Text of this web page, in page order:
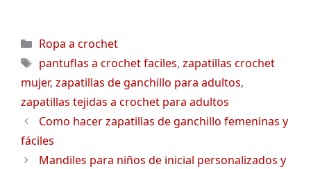
Categorías
Ropa a crochet
Etiquetas
pantuflas a crochet faciles, zapatillas crochet
mujer, zapatillas de ganchillo para adultos,
zapatillas tejidas a crochet para adultos
Como hacer zapatillas de ganchillo femeninas y
fáciles
Mandiles para niños de inicial personalizados y